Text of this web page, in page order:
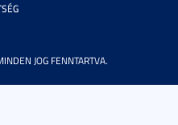
JOG FENNTARTVA.